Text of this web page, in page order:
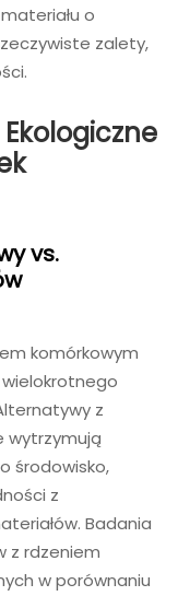
o
zalety,
vs.
komórkowym
z
wytrzymują
środowisko,
z
Badania
z rdzeniem
w porównaniu